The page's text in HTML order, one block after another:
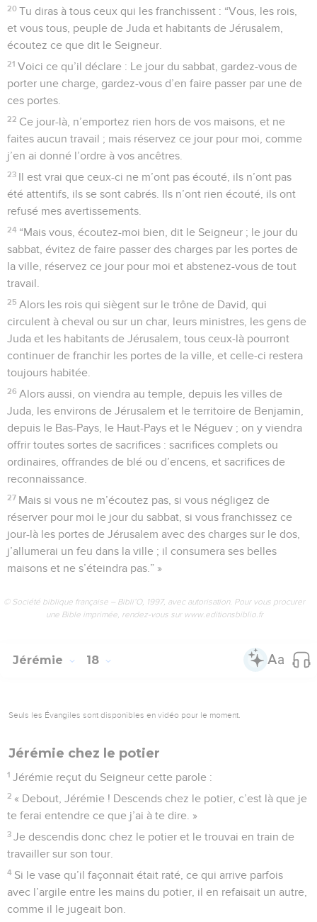
20 Tu diras à tous ceux qui les franchissent : “Vous, les rois,
et vous tous, peuple de Juda et habitants de Jérusalem,
écoutez ce que dit le Seigneur.
21 Voici ce qu’il déclare : Le jour du sabbat, gardez-vous de
porter une charge, gardez-vous d’en faire passer par une de
ces portes.
22 Ce jour-là, n’emportez rien hors de vos maisons, et ne
faites aucun travail ; mais réservez ce jour pour moi, comme
j’en ai donné l’ordre à vos ancêtres.
23 Il est vrai que ceux-ci ne m’ont pas écouté, ils n’ont pas
été attentifs, ils se sont cabrés. Ils n’ont rien écouté, ils ont
refusé mes avertissements.
24 “Mais vous, écoutez-moi bien, dit le Seigneur ; le jour du
sabbat, évitez de faire passer des charges par les portes de
la ville, réservez ce jour pour moi et abstenez-vous de tout
travail.
25 Alors les rois qui siègent sur le trône de David, qui
circulent à cheval ou sur un char, leurs ministres, les gens de
Juda et les habitants de Jérusalem, tous ceux-là pourront
continuer de franchir les portes de la ville, et celle-ci restera
toujours habitée.
26 Alors aussi, on viendra au temple, depuis les villes de
Juda, les environs de Jérusalem et le territoire de Benjamin,
depuis le Bas-Pays, le Haut-Pays et le Néguev ; on y viendra
offrir toutes sortes de sacrifices : sacrifices complets ou
ordinaires, offrandes de blé ou d’encens, et sacrifices de
reconnaissance.
27 Mais si vous ne m’écoutez pas, si vous négligez de
réserver pour moi le jour du sabbat, si vous franchissez ce
jour-là les portes de Jérusalem avec des charges sur le dos,
j’allumerai un feu dans la ville ; il consumera ses belles
maisons et ne s’éteindra pas.” »
© Société biblique française – Bibli’O, 1997, avec autorisation. Pour vous procurer
une Bible imprimée, rendez-vous sur www.editionsbiblio.fr
Jérémie 18
Seuls les Évangiles sont disponibles en vidéo pour le moment.
Jérémie chez le potier
1 Jérémie reçut du Seigneur cette parole :
2 « Debout, Jérémie ! Descends chez le potier, c’est là que je
te ferai entendre ce que j’ai à te dire. »
3 Je descendis donc chez le potier et le trouvai en train de
travailler sur son tour.
4 Si le vase qu’il façonnait était raté, ce qui arrive parfois
avec l’argile entre les mains du potier, il en refaisait un autre,
comme il le jugeait bon.